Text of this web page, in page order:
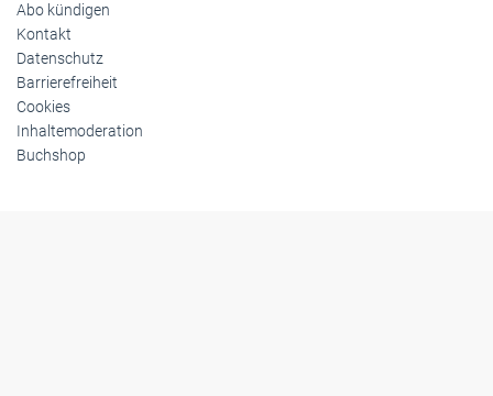
Abo kündigen
Kontakt
Datenschutz
Barrierefreiheit
Cookies
Inhaltemoderation
Buchshop